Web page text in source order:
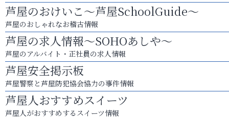
芦屋のおけいこ～芦屋SchoolGuide～
芦屋のおしゃれなお稽古情報
芦屋の求人情報～SOHOあしや～
芦屋のアルバイト・正社員の求人情報
芦屋安全掲示板
芦屋警察と芦屋防犯協会協力の事件情報
芦屋人おすすめスイーツ
芦屋人がおすすめするスイーツ情報